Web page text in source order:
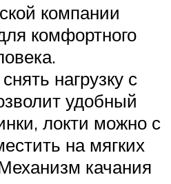
компании
комфортного
нагрузку с
удобный
локти можно с
на мягких
качания